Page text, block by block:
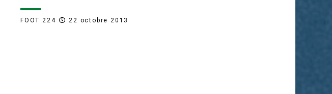
FOOT 224 22 octobre 2013